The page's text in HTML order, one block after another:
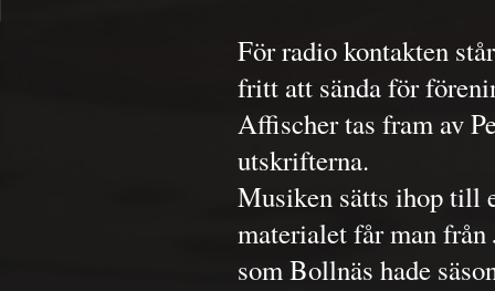
För radio kontakten
fritt att sända för
Affischer tas fram av
utskrifterna.
Musiken sätts ihop till
materialet får man
som Bollnäs hade